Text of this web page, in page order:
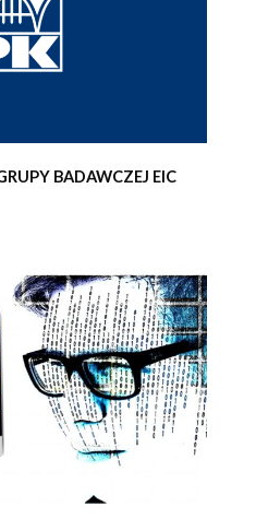
BADAWCZEJ EIC